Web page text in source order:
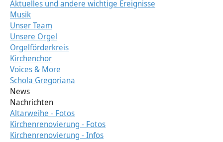
Aktuelles und andere wichtige Ereignisse
Musik
Unser Team
Unsere Orgel
Orgelförderkreis
Kirchenchor
Voices & More
Schola Gregoriana
News
Nachrichten
Altarweihe - Fotos
Kirchenrenovierung - Fotos
Kirchenrenovierung - Infos